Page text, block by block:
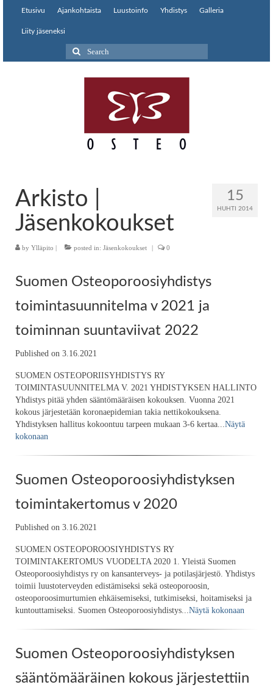
Etusivu Ajankohtaista Luustoinfo Yhdistys Galleria
Liity jäseneksi
Search
for:
15
HUHTI 2014
Arkisto |
Jäsenkokoukset
by Ylläpito | posted in: Jäsenkokoukset | 0
Suomen Osteoporoosiyhdistys
toimintasuunnitelma v 2021 ja
toiminnan suuntaviivat 2022
Published on 3.16.2021
SUOMEN OSTEOPORIISYHDISTYS RY
TOIMINTASUUNNITELMA V. 2021 YHDISTYKSEN HALLINTO
Yhdistys pitää yhden sääntömääräisen kokouksen. Vuonna 2021
kokous järjestetään koronaepidemian takia nettikokouksena.
Yhdistyksen hallitus kokoontuu tarpeen mukaan 3-6 kertaa... Näytä
kokonaan
Suomen Osteoporoosiyhdistyksen
toimintakertomus v 2020
Published on 3.16.2021
SUOMEN OSTEOPOROOSIYHDISTYS RY
TOIMINTAKERTOMUS VUODELTA 2020 1. Yleistä Suomen
Osteoporoosiyhdistys ry on kansanterveys- ja potilasjärjestö. Yhdistys
toimii luustoterveyden edistämiseksi sekä osteoporoosin,
osteoporoosimurtumien ehkäisemiseksi, tutkimiseksi, hoitamiseksi ja
kuntouttamiseksi. Suomen Osteoporoosiyhdistys... Näytä kokonaan
Suomen Osteoporoosiyhdistyksen
sääntömääräinen kokous järjestettiin